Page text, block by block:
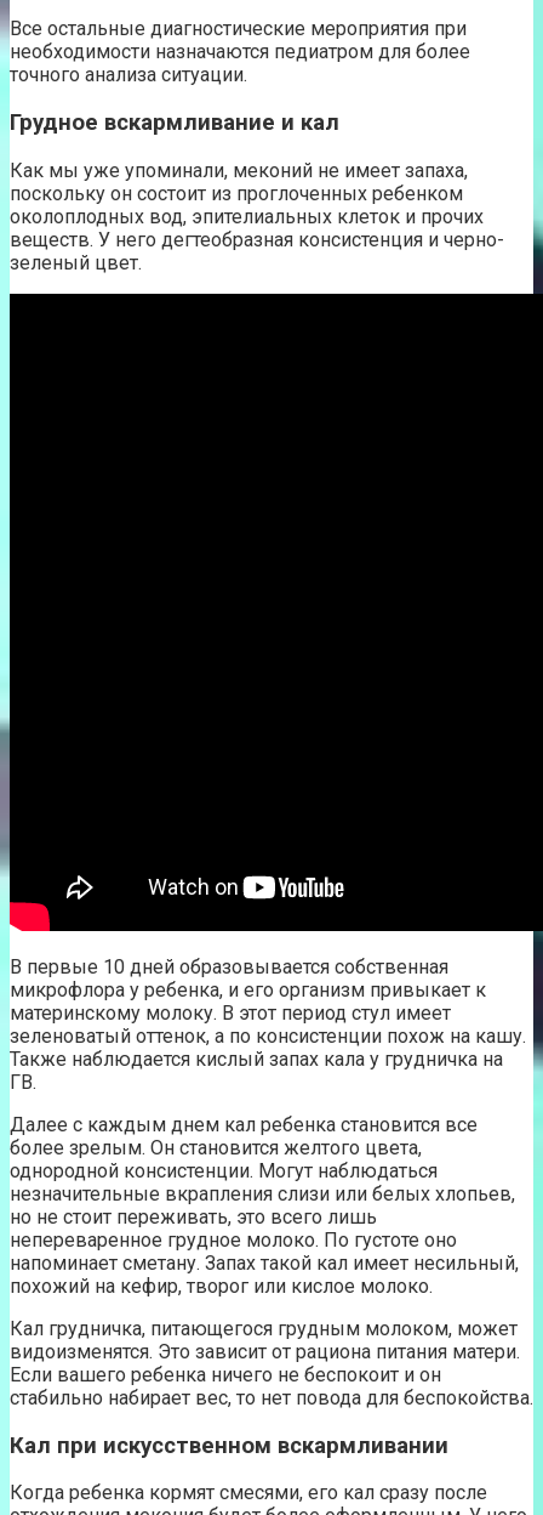
Все остальные диагностические мероприятия при
необходимости назначаются педиатром для более
точного анализа ситуации.
Грудное вскармливание и кал
Как мы уже упоминали, меконий не имеет запаха,
поскольку он состоит из проглоченных ребенком
околоплодных вод, эпителиальных клеток и прочих
веществ. У него дегтеобразная консистенция и черно-
зеленый цвет.
В первые 10 дней образовывается собственная
микрофлора у ребенка, и его организм привыкает к
материнскому молоку. В этот период стул имеет
зеленоватый оттенок, а по консистенции похож на кашу.
Также наблюдается кислый запах кала у грудничка на
ГВ.
Далее с каждым днем кал ребенка становится все
более зрелым. Он становится желтого цвета,
однородной консистенции. Могут наблюдаться
незначительные вкрапления слизи или белых хлопьев,
но не стоит переживать, это всего лишь
непереваренное грудное молоко. По густоте оно
напоминает сметану. Запах такой кал имеет несильный,
похожий на кефир, творог или кислое молоко.
Кал грудничка, питающегося грудным молоком, может
видоизменятся. Это зависит от рациона питания матери.
Если вашего ребенка ничего не беспокоит и он
стабильно набирает вес, то нет повода для беспокойства.
Кал при искусственном вскармливании
Когда ребенка кормят смесями, его кал сразу после